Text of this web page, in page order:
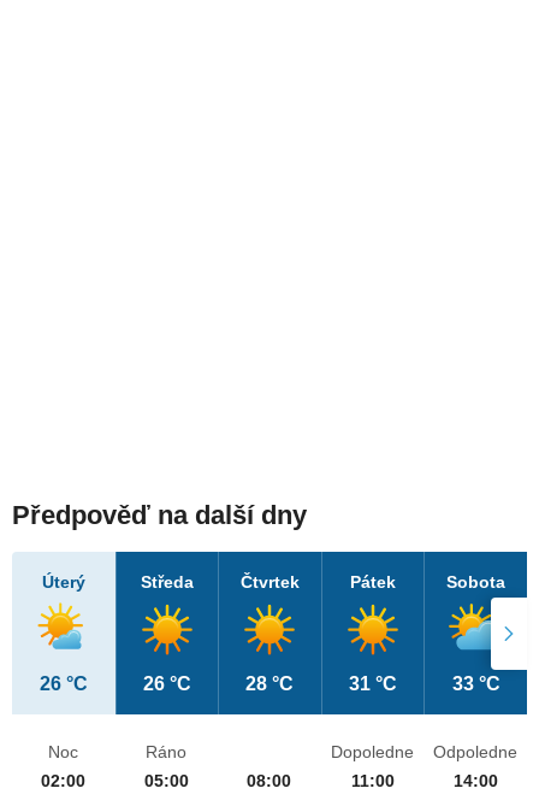
Předpověď na další dny
Úterý
26 °C
Středa
26 °C
Čtvrtek
28 °C
Pátek
31 °C
Sobota
33 °C
Noc
02:00
Ráno
05:00
08:00
Dopoledne
11:00
Odpoledne
14:00